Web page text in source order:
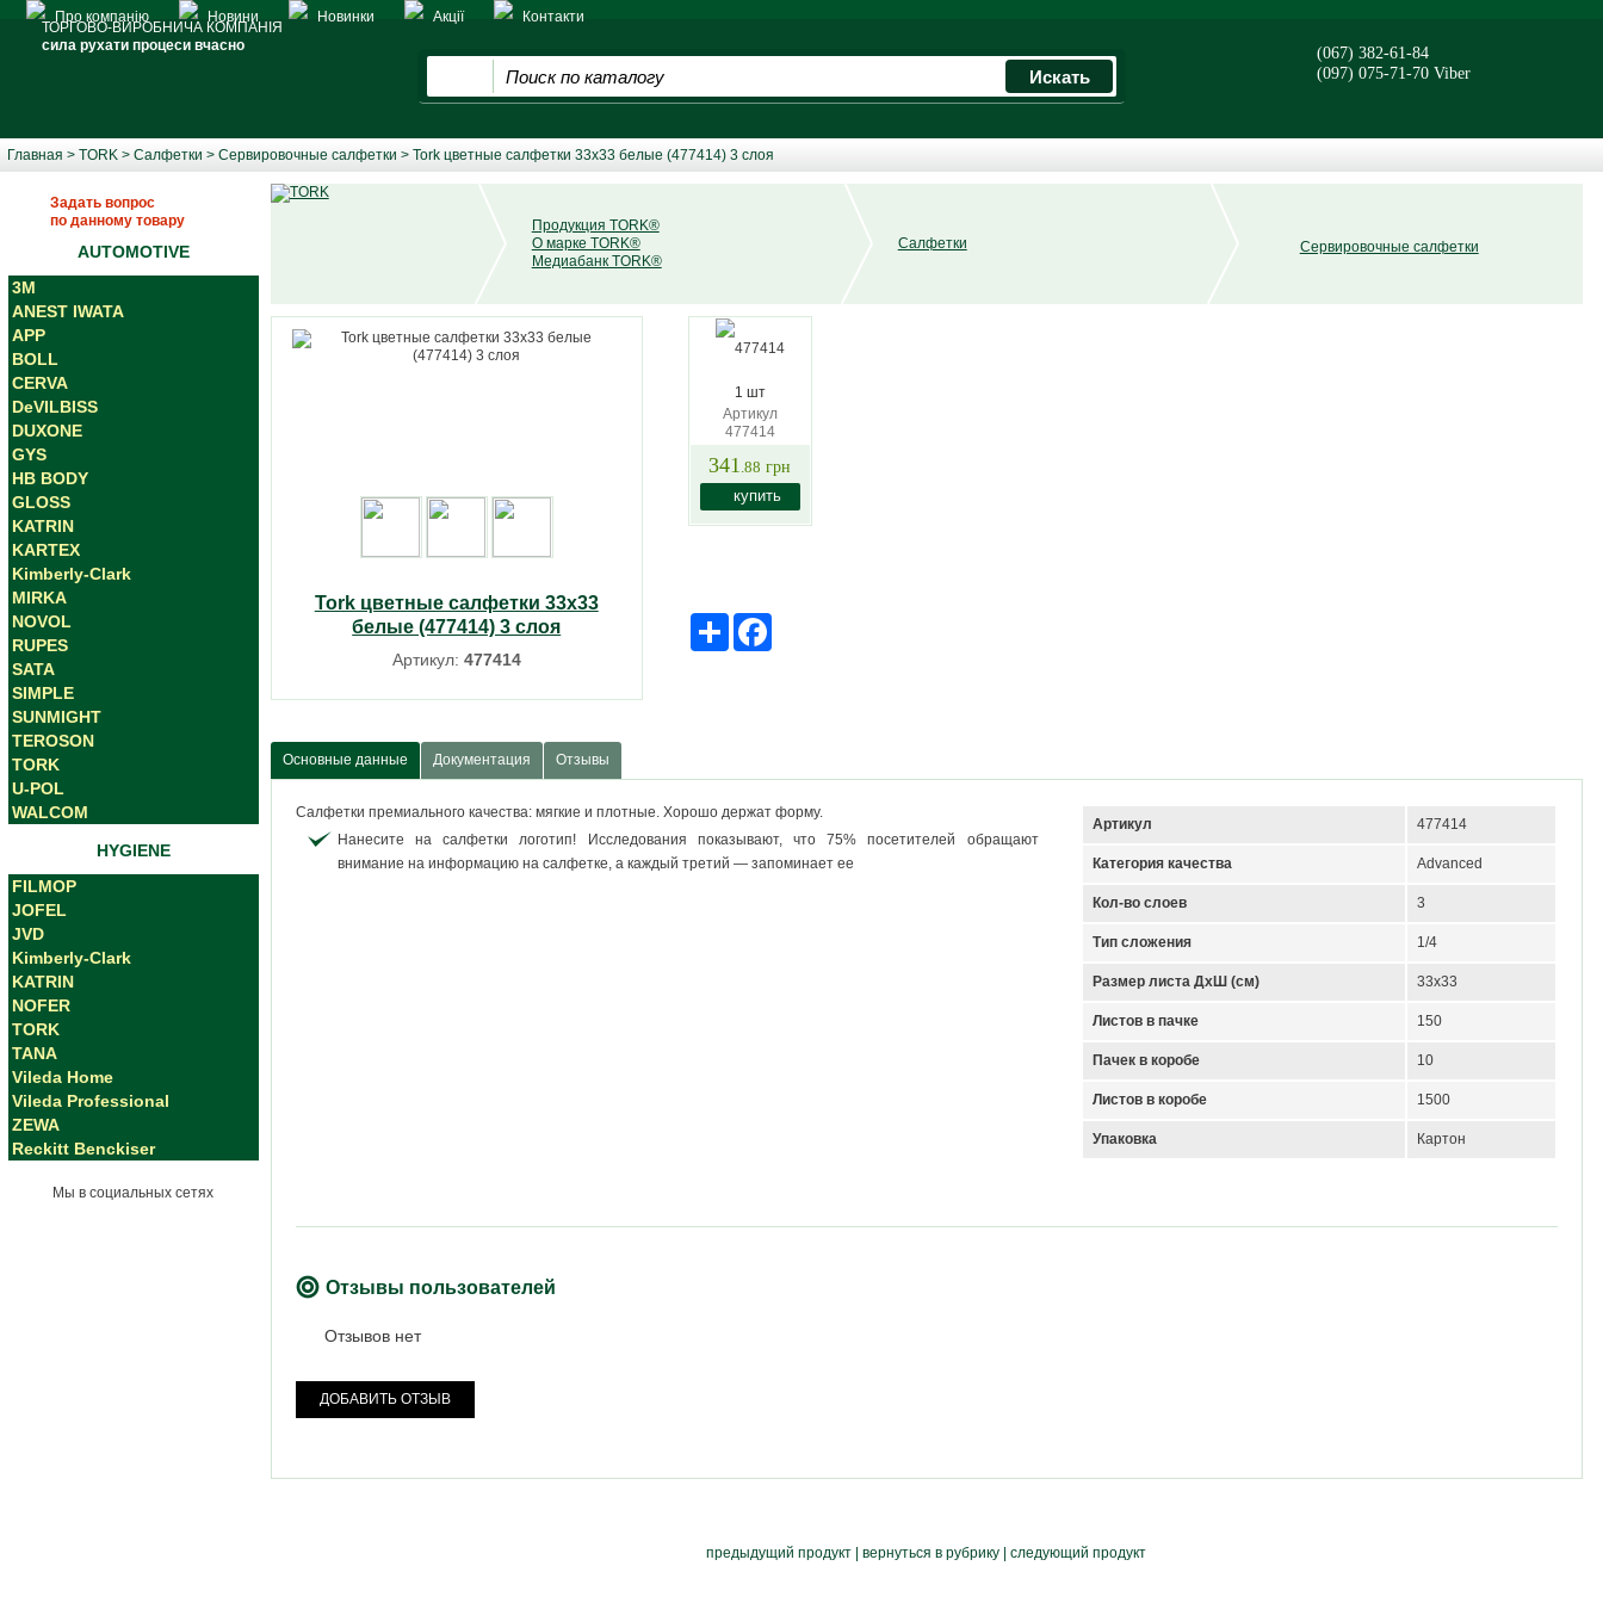
Про компанію Новини Новинки Акції Контакти
ТОРГОВО-ВИРОБНИЧА КОМПАНІЯ
сила рухати процеси вчасно
(067) 382-61-84
(097) 075-71-70 Viber
Главная > TORK > Салфетки > Сервировочные салфетки > Tork цветные салфетки 33x33 белые (477414) 3 слоя
Задать вопрос
по данному товару
AUTOMOTIVE
3M
ANEST IWATA
APP
BOLL
CERVA
DeVILBISS
DUXONE
GYS
HB BODY
GLOSS
KATRIN
KARTEX
Kimberly-Clark
MIRKA
NOVOL
RUPES
SATA
SIMPLE
SUNMIGHT
TEROSON
TORK
U-POL
WALCOM
HYGIENE
FILMOP
JOFEL
JVD
Kimberly-Clark
KATRIN
NOFER
TORK
TANA
Vileda Home
Vileda Professional
ZEWA
Reckitt Benckiser
Мы в социальных сетях
Продукция TORK®
О марке TORK®
Медиабанк TORK®
Салфетки Сервировочные салфетки
Tork цветные салфетки 33x33
белые (477414) 3 слоя
Артикул: 477414
1 шт
Артикул
477414
341.88 грн
купить
Share
Основные данные Документация Отзывы
Артикул 477414
Категория качества Advanced
Кол-во слоев 3
Тип сложения 1/4
Размер листа ДхШ (см) 33х33
Листов в пачке 150
Пачек в коробе 10
Листов в коробе 1500
Упаковка Картон
Салфетки премиального качества: мягкие и плотные. Хорошо держат форму.
Нанесите на салфетки логотип! Исследования показывают, что 75% посетителей обращают
внимание на информацию на салфетке, а каждый третий — запоминает ее
Отзывы пользователей
Отзывов нет
ДОБАВИТЬ ОТЗЫВ
предыдущий продукт |вернуться в рубрику |следующий продукт